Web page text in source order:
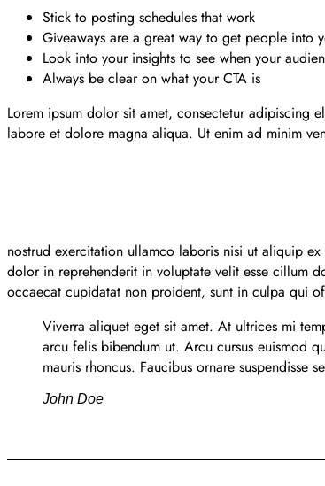
Stick to posting schedules that work
Giveaways are a great way to get people into
Look into your insights to see when your
Always be clear on what your CTA is
Lorem ipsum dolor sit amet, consectetur adipiscing
labore et dolore magna aliqua. Ut enim ad minim
nostrud exercitation ullamco laboris nisi ut aliquip
dolor in reprehenderit in voluptate velit esse cillum
occaecat cupidatat non proident, sunt in culpa qui
Viverra aliquet eget sit amet. At ultrices mi
arcu felis bibendum ut. Arcu cursus euismod
mauris rhoncus. Faucibus ornare suspendisse
John Doe